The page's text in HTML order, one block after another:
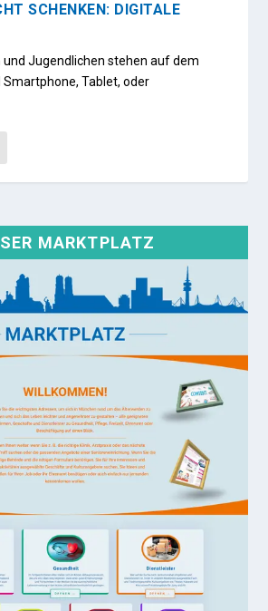
SCHENKEN: DIGITALE
und Jugendlichen stehen auf dem
Tablet, oder
MARKTPLATZ